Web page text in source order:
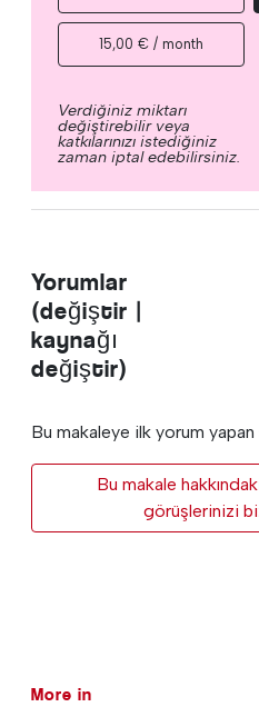
15,00 € / month
Verdiğiniz miktarı
değiştirebilir veya
katkılarınızı istediğiniz
zaman iptal edebilirsiniz.
Yorumlar
(değiştir |
kaynağı
değiştir)
Bu makaleye ilk yorum
Bu makale
görüşlerinizi
More in